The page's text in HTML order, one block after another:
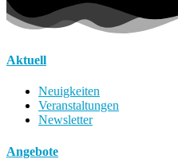
Aktuell
Neuigkeiten
Veranstaltungen
Newsletter
Angebote